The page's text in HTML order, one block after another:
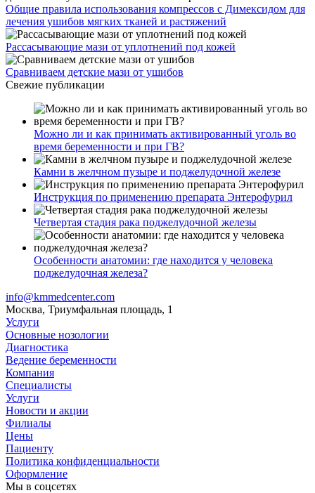
Общие правила использования компрессов с Димексидом для
лечения ушибов мягких тканей и растяжений
Рассасывающие мази от уплотнений под кожей
Сравниваем детские мази от ушибов
Свежие публикации
Можно ли и как принимать активированный уголь во
время беременности и при ГВ?
Камни в желчном пузыре и поджелудочной железе
Инструкция по применению препарата Энтерофурил
Четвертая стадия рака поджелудочной железы
Особенности анатомии: где находится у человека
поджелудочная железа?
info@kmmedcenter.com
Москва, Триумфальная площадь, 1
Услуги
Основные нозологии
Диагностика
Ведение беременности
Компания
Специалисты
Услуги
Новости и акции
Филиалы
Цены
Пациенту
Политика конфиденциальности
Оформление
Мы в соцсетях